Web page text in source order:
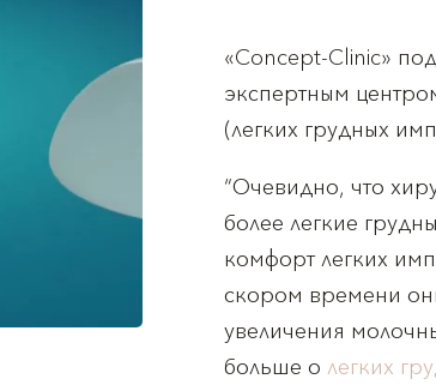
«Concept-Clinic»
экспертным
(легких грудных
“Очевидно, что
более легкие
комфорт легких
скором времени
увеличения
больше о легких